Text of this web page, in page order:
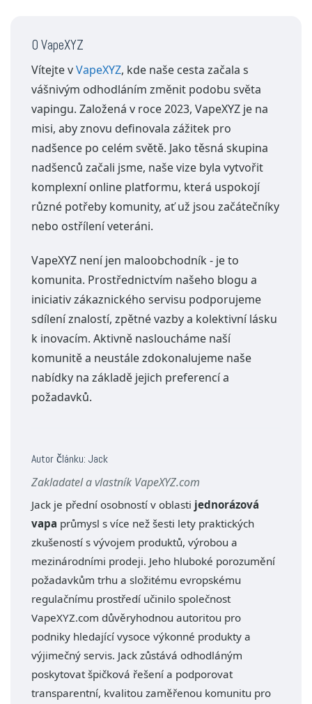
O VapeXYZ
Vítejte vVapeXYZ, kde naše cesta začala s
vášnivým odhodláním změnit podobu světa
vapingu. Založená v roce 2023, VapeXYZ je na
misi, aby znovu definovala zážitek pro
nadšence po celém světě. Jako těsná skupina
nadšenců začali jsme, naše vize byla vytvořit
komplexní online platformu, která uspokojí
různé potřeby komunity, ať už jsou začátečníky
nebo ostřílení veteráni.
VapeXYZ není jen maloobchodník - je to
komunita. Prostřednictvím našeho blogu a
iniciativ zákaznického servisu podporujeme
sdílení znalostí, zpětné vazby a kolektivní lásku
k inovacím. Aktivně nasloucháme naší
komunitě a neustále zdokonalujeme naše
nabídky na základě jejich preferencí a
požadavků.
Autor článku: Jack
Zakladatel a vlastník VapeXYZ.com
Jack je přední osobností v oblasti jednorázová
vapa průmysl s více než šesti lety praktických
zkušeností s vývojem produktů, výrobou a
mezinárodními prodeji. Jeho hluboké porozumění
požadavkům trhu a složitému evropskému
regulačnímu prostředí učinilo společnost
VapeXYZ.com důvěryhodnou autoritou pro
podniky hledající vysoce výkonné produkty a
výjimečný servis. Jack zůstává odhodláným
poskytovat špičková řešení a podporovat
transparentní, kvalitou zaměřenou komunitu pro